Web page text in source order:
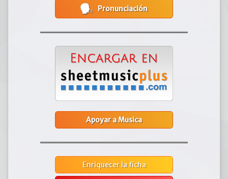
Pronunciación
Apoyar a Musica
Enriquecer la ficha